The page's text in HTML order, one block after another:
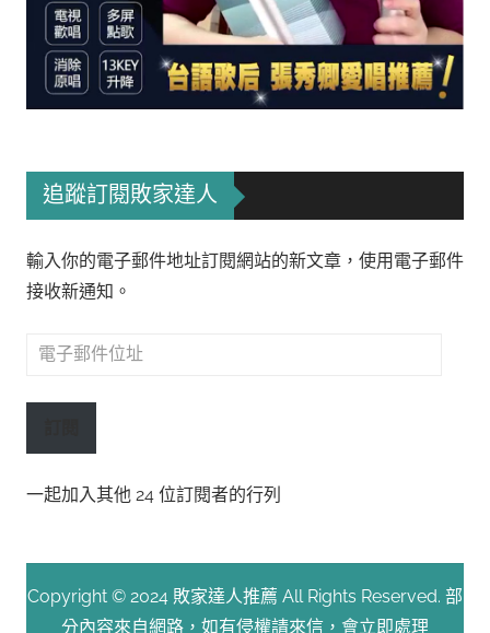
追蹤訂閱敗家達人
輸入你的電子郵件地址訂閱網站的新文章，使用電子郵件
接收新通知。
電
郵
址
一起加入其他 24 位訂閱者的行列
Copyright © 2024 敗家達人推薦 All Rights Reserved. 部
分內容來自網路，如有侵權請來信，會立即處理